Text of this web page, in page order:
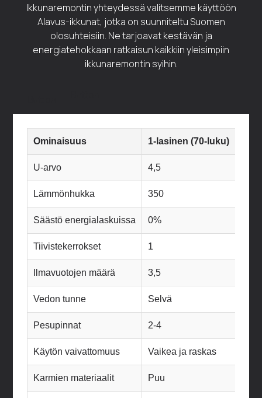
Ikkunaremontin yhteydessä valitsemme käyttöön
Alavus-ikkunat, jotka on suunniteltu Suomen
olosuhteisiin. Ne tarjoavat kestävän ja
energiatehokkaan ratkaisun kaikkiin yleisimpiin
ikkunaremontin syihin.
Ominaisuus 1-lasinen (70-luku)
U-arvo 4,5
Lämmönhukka 350
Säästö energialaskuissa 0%
Tiivistekerrokset 1
Ilmavuotojen määrä 3,5
Vedon tunne Selvä
Pesupinnat 2-4
Käytön vaivattomuus Vaikea ja raskas
Karmien materiaalit Puu